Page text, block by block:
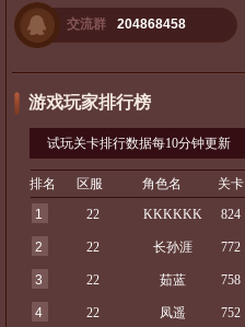
交流群 204868458
游戏玩家排行榜
试玩关卡排行数据每10分钟更新
排名 区服 角色名
关卡
1
22 KKKKKK 824
2 22 长孙涯 772
3 22 茹蓝 758
4 22 凤遥 752